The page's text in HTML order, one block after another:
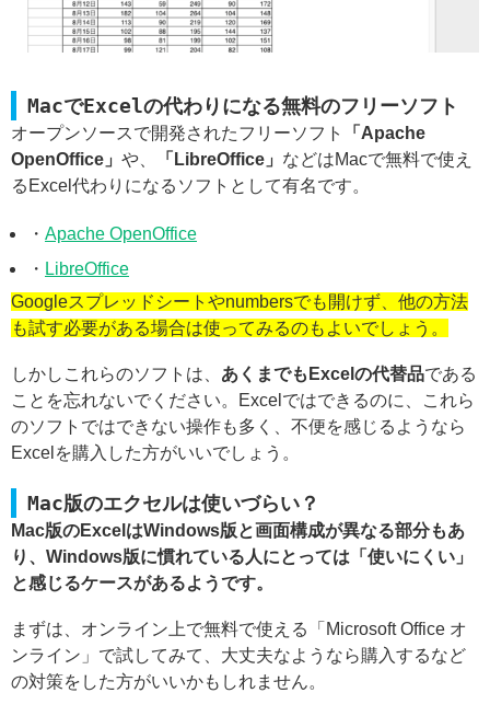
MacでExcelの代わりになる無料のフリーソフト
オープンソースで開発されたフリーソフト
「Apache
OpenOffice」 や、 「LibreOffice」 などはMacで無料で使え
るExcel代わりになるソフトとして有名です。
・ Apache OpenOffice
・ LibreOffice
Googleスプレッドシートやnumbersでも開けず、他の方法
も試す必要がある場合は使ってみるのもよいでしょう。
しかしこれらのソフトは、 あくまでもExcelの代替品である
ことを忘れないでください。Excelではできるのに、これら
のソフトではできない操作も多く、不便を感じるようなら
Excelを購入した方がいいでしょう。
Mac版のエクセルは使いづらい？
Mac版のExcelはWindows版と画面構成が異なる部分もあ
り、Windows版に慣れている人にとっては「使いにくい」
と感じるケースがあるようです。
まずは、オンライン上で無料で使える「Microsoft Office オ
ンライン」で試してみて、大丈夫なようなら購入するなど
の対策をした方がいいかもしれません。